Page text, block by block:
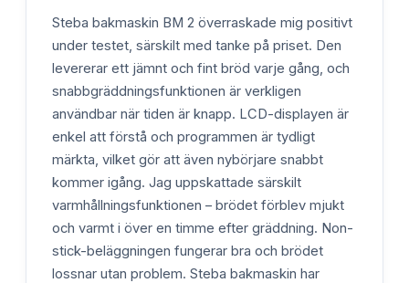
Steba bakmaskin BM 2 överraskade mig positivt
under testet, särskilt med tanke på priset. Den
levererar ett jämnt och fint bröd varje gång, och
snabbgräddningsfunktionen är verkligen
användbar när tiden är knapp. LCD-displayen är
enkel att förstå och programmen är tydligt
märkta, vilket gör att även nybörjare snabbt
kommer igång. Jag uppskattade särskilt
varmhållningsfunktionen – brödet förblev mjukt
och varmt i över en timme efter gräddning. Non-
stick-beläggningen fungerar bra och brödet
lossnar utan problem. Steba bakmaskin har